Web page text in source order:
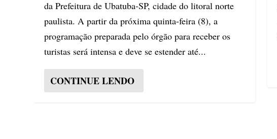
da Prefeitura de Ubatuba-SP, cidade do litoral norte
paulista. A partir da próxima quinta-feira (8), a
programação preparada pelo órgão para receber os
turistas será intensa e deve se estender até...
CONTINUE LENDO